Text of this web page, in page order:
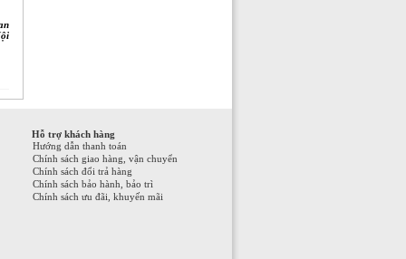
Hỗ trợ khách hàng
Hướng dẫn thanh toán
Chính sách giao hàng, vận chuyển
Chính sách đổi trả hàng
Chính sách bảo hành, bảo trì
Chính sách ưu đãi, khuyến mãi